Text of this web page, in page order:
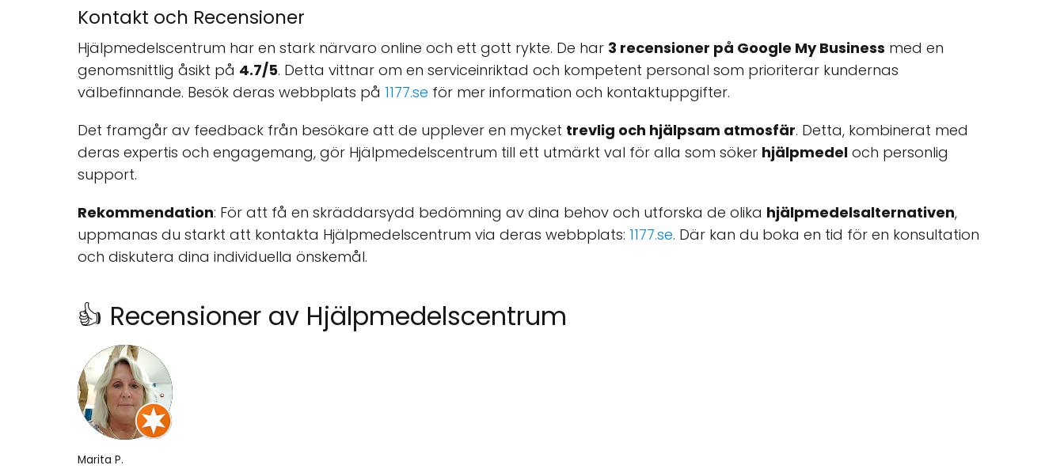
Kontakt och Recensioner
Hjälpmedelscentrum har en stark närvaro online och ett gott rykte. De har 3 recensioner på Google My Business med en
genomsnittlig åsikt på 4.7/5. Detta vittnar om en serviceinriktad och kompetent personal som prioriterar kundernas
välbefinnande. Besök deras webbplats på 1177.se för mer information och kontaktuppgifter.
Det framgår av feedback från besökare att de upplever en mycket trevlig och hjälpsam atmosfär. Detta, kombinerat med
deras expertis och engagemang, gör Hjälpmedelscentrum till ett utmärkt val för alla som söker hjälpmedel och personlig
support.
Rekommendation: För att få en skräddarsydd bedömning av dina behov och utforska de olika hjälpmedelsalternativen,
uppmanas du starkt att kontakta Hjälpmedelscentrum via deras webbplats: 1177.se. Där kan du boka en tid för en konsultation
och diskutera dina individuella önskemål.
👍 Recensioner av Hjälpmedelscentrum
Marita P.